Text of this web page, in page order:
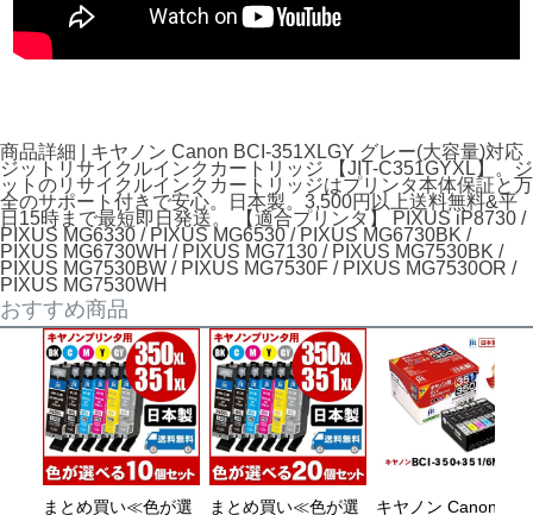
商品詳細 | キヤノン Canon BCI-351XLGY グレー(大容量)対応
ジットリサイクルインクカートリッジ 【JIT-C351GYXL】。ジ
ットのリサイクルインクカートリッジはプリンタ本体保証と万
全のサポート付きで安心。日本製。3,500円以上送料無料&平
日15時まで最短即日発送。 【適合プリンタ】 PIXUS iP8730 /
PIXUS MG6330 / PIXUS MG6530 / PIXUS MG6730BK /
PIXUS MG6730WH / PIXUS MG7130 / PIXUS MG7530BK /
PIXUS MG7530BW / PIXUS MG7530F / PIXUS MG7530OR /
PIXUS MG7530WH
おすすめ商品
まとめ買い≪色が選
まとめ買い≪色が選
キヤノン Canon